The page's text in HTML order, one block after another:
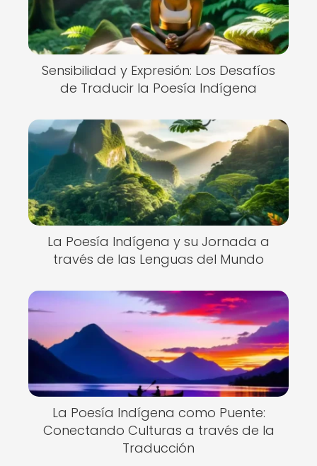
Sensibilidad y Expresión: Los Desafíos
de Traducir la Poesía Indígena
La Poesía Indígena y su Jornada a
través de las Lenguas del Mundo
La Poesía Indígena como Puente:
Conectando Culturas a través de la
Traducción